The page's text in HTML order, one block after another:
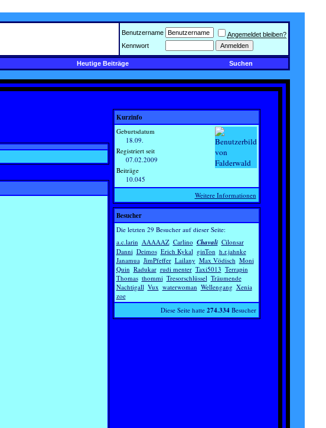
Benutzername
Angemeldet bleiben?
Kennwort
Heutige Beiträge Suchen
Kurzinfo
Geburtsdatum
18.09.
Registriert seit
07.02.2009
Beiträge
10.045
Weitere Informationen
Besucher
Die letzten 29 Besucher auf dieser Seite:
a.c.larin AAAAAZ Carlino Chavali Cilonsar
Danni Deimos Erich Kykal ginTon h.r.jahnke
Janamua JimPfeffer Lailany Max Vödisch Moni
Quin Radukar rudi menter Taxi5013 Terrapin
Thomas thommi Tresorschlüssel Träumende
Nachtigall Vux waterwoman Wellengang Xenia
zoe
Diese Seite hatte 274.334Besucher